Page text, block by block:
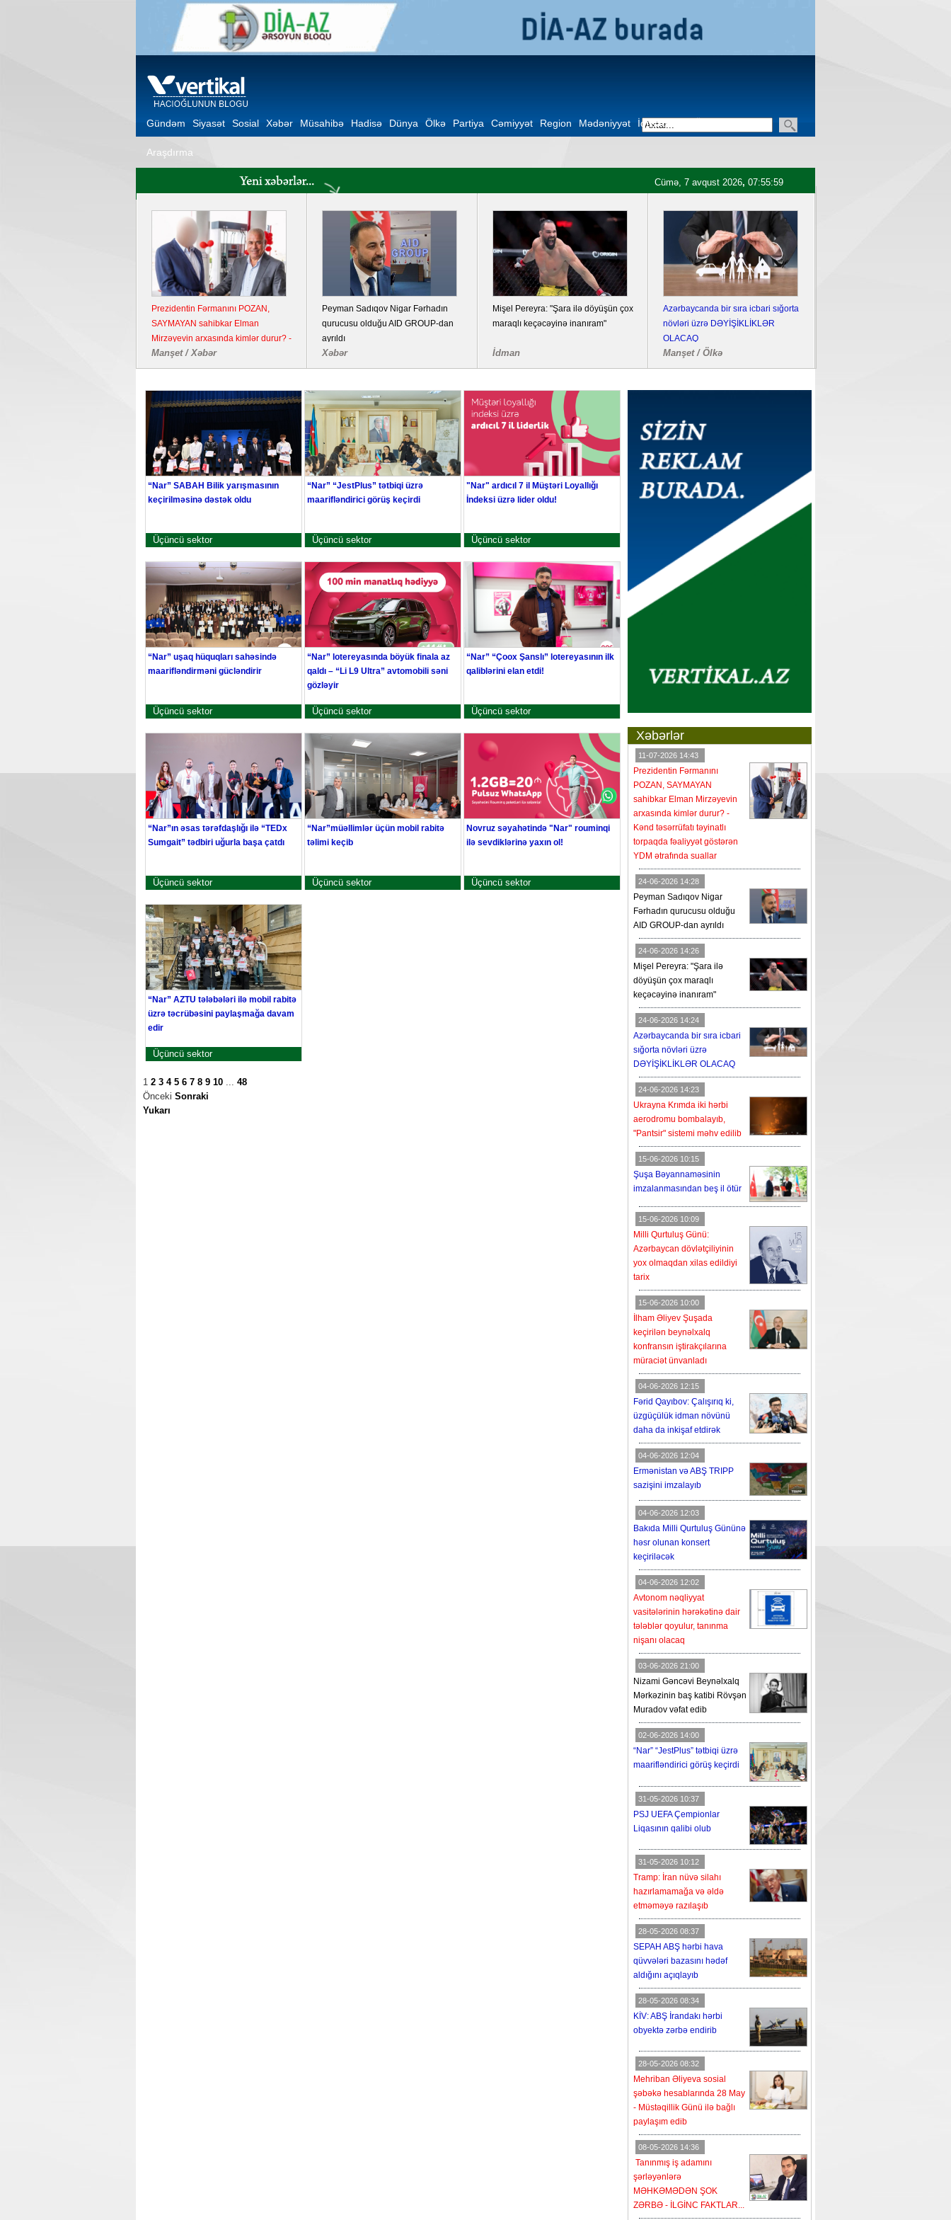
Gündəm Siyasət Sosial Xəbər Müsahibə Hadisə Dünya Ölkə Partiya Cəmiyyət Region Mədəniyyət İqtisadiyyat
Araşdırma
Cümə, 7 avqust 2026, 07:56:00
Prezidentin Fərmanını POZAN,
SAYMAYAN sahibkar Elman
Mirzəyevin arxasında kimlər durur? -
Kənd təsərrüfatı təyinatlı torpaqda
fəaliyyət göstərən YDM ətrafında
Manşet / Xəbər
Peyman Sadıqov Nigar Fərhadın
qurucusu olduğu AID GROUP-dan
ayrıldı
Xəbər
Mişel Pereyra: "Şara ilə döyüşün çox
maraqlı keçəcəyinə inanıram"
İdman
Azərbaycanda bir sıra icbari sığorta
növləri üzrə DƏYİŞİKLİKLƏR
OLACAQ
Manşet / Ölkə
“Nar” SABAH Bilik yarışmasının
keçirilməsinə dəstək oldu
Üçüncü sektor
“Nar” “JestPlus” tətbiqi üzrə
maarifləndirici görüş keçirdi
Üçüncü sektor
"Nar" ardıcıl 7 il Müştəri Loyallığı
İndeksi üzrə lider oldu!
Üçüncü sektor
“Nar” uşaq hüquqları sahəsində
maarifləndirməni gücləndirir
Üçüncü sektor
“Nar” lotereyasında böyük finala az
qaldı – “Li L9 Ultra” avtomobili səni
gözləyir
Üçüncü sektor
“Nar” “Çoox Şanslı” lotereyasının ilk
qaliblərini elan etdi!
Üçüncü sektor
“Nar”ın əsas tərəfdaşlığı ilə “TEDx
Sumgait” tədbiri uğurla başa çatdı
Üçüncü sektor
“Nar”müəllimlər üçün mobil rabitə
təlimi keçib
Üçüncü sektor
Novruz səyahətində "Nar" rouminqi
ilə sevdiklərinə yaxın ol!
Üçüncü sektor
“Nar” AZTU tələbələri ilə mobil rabitə
üzrə təcrübəsini paylaşmağa davam
edir
Üçüncü sektor
1 2 3 4 5 6 7 8 9 10 ... 48
Önceki Sonraki
Yukarı
Xəbərlər
11-07-2026 14:43
Prezidentin Fərmanını
POZAN, SAYMAYAN
sahibkar Elman Mirzəyevin
arxasında kimlər durur? -
Kənd təsərrüfatı təyinatlı
torpaqda fəaliyyət göstərən
YDM ətrafında suallar
24-06-2026 14:28
Peyman Sadıqov Nigar
Fərhadın qurucusu olduğu
AID GROUP-dan ayrıldı
24-06-2026 14:26
Mişel Pereyra: "Şara ilə
döyüşün çox maraqlı
keçəcəyinə inanıram"
24-06-2026 14:24
Azərbaycanda bir sıra icbari
sığorta növləri üzrə
DƏYİŞİKLİKLƏR OLACAQ
24-06-2026 14:23
Ukrayna Krımda iki hərbi
aerodromu bombalayıb,
"Pantsir" sistemi məhv edilib
15-06-2026 10:15
Şuşa Bəyannaməsinin
imzalanmasından beş il ötür
15-06-2026 10:09
Milli Qurtuluş Günü:
Azərbaycan dövlətçiliyinin
yox olmaqdan xilas edildiyi
tarix
15-06-2026 10:00
İlham Əliyev Şuşada
keçirilən beynəlxalq
konfransın iştirakçılarına
müraciət ünvanladı
04-06-2026 12:15
Fərid Qayıbov: Çalışırıq ki,
üzgüçülük idman növünü
daha da inkişaf etdirək
04-06-2026 12:04
Ermənistan və ABŞ TRIPP
sazişini imzalayıb
04-06-2026 12:03
Bakıda Milli Qurtuluş Gününə
həsr olunan konsert
keçiriləcək
04-06-2026 12:02
Avtonom nəqliyyat
vasitələrinin hərəkətinə dair
tələblər qoyulur, tanınma
nişanı olacaq
03-06-2026 21:00
Nizami Gəncəvi Beynəlxalq
Mərkəzinin baş katibi Rövşən
Muradov vəfat edib
02-06-2026 14:00
“Nar” “JestPlus” tətbiqi üzrə
maarifləndirici görüş keçirdi
31-05-2026 10:37
PSJ UEFA Çempionlar
Liqasının qalibi olub
31-05-2026 10:12
Tramp: İran nüvə silahı
hazırlamamağa və əldə
etməməyə razılaşıb
28-05-2026 08:37
SEPAH ABŞ hərbi hava
qüvvələri bazasını hədəf
aldığını açıqlayıb
28-05-2026 08:34
KİV: ABŞ İrandakı hərbi
obyektə zərbə endirib
28-05-2026 08:32
Mehriban Əliyeva sosial
şəbəkə hesablarında 28 May
- Müstəqillik Günü ilə bağlı
paylaşım edib
08-05-2026 14:36
Tanınmış iş adamını
şərləyənlərə
MƏHKƏMƏDƏN ŞOK
ZƏRBƏ - İLGİNC FAKTLAR...